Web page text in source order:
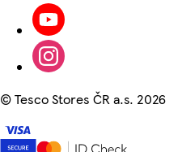
©Tesco Stores ČR a.s. 2026